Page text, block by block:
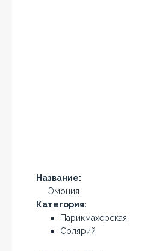
Название:
Эмоция
Категория:
Парикмахерская;
Солярий